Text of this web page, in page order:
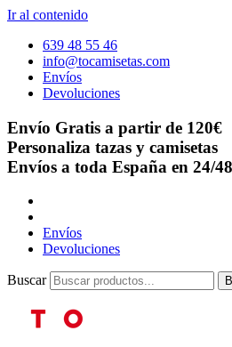
Ir al contenido
639 48 55 46
info@tocamisetas.com
Envíos
Devoluciones
Envío Gratis a partir de 120€
Personaliza tazas y camisetas
Envíos a toda España en 24/48
Envíos
Devoluciones
Buscar